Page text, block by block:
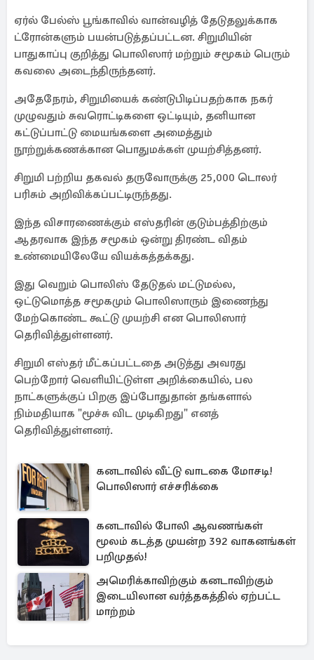
ஏர்ல் பேல்ஸ் பூங்காவில் வான்வழித் தேடுதலுக்காக
ட்ரோன்களும் பயன்படுத்தப்பட்டன. சிறுமியின்
பாதுகாப்பு குறித்து பொலிஸார் மற்றும் சமூகம் பெரும்
கவலை அடைந்திருந்தனர்.
அதேநேரம், சிறுமியைக் கண்டுபிடிப்பதற்காக நகர்
முழுவதும் சுவரொட்டிகளை ஒட்டியும், தனியான
கட்டுப்பாட்டு மையங்களை அமைத்தும்
நூற்றுக்கணக்கான பொதுமக்கள் முயற்சித்தனர்.
சிறுமி பற்றிய தகவல் தருவோருக்கு 25,000 டொலர்
பரிசும் அறிவிக்கப்பட்டிருந்தது.
இந்த விசாரணைக்கும் எஸ்தரின் குடும்பத்திற்கும்
ஆதரவாக இந்த சமூகம் ஒன்று திரண்ட விதம்
உண்மையிலேயே வியக்கத்தக்கது.
இது வெறும் பொலிஸ் தேடுதல் மட்டுமல்ல,
ஒட்டுமொத்த சமூகமும் பொலிஸாரும் இணைந்து
மேற்கொண்ட கூட்டு முயற்சி என பொலிஸார்
தெரிவித்துள்ளனர்.
சிறுமி எஸ்தர் மீட்கப்பட்டதை அடுத்து அவரது
பெற்றோர் வெளியிட்டுள்ள அறிக்கையில், பல
நாட்களுக்குப் பிறகு இப்போதுதான் தங்களால்
நிம்மதியாக "மூச்சு விட முடிகிறது" எனத்
தெரிவித்துள்ளனர்.
கனடாவில் வீட்டு வாடகை மோசடி!
பொலிஸார் எச்சரிக்கை
கனடாவில் போலி ஆவணங்கள்
மூலம் கடத்த முயன்ற 392 வாகனங்கள்
பறிமுதல்!
அமெரிக்காவிற்கும் கனடாவிற்கும்
இடையிலான வர்த்தகத்தில் ஏற்பட்ட
மாற்றம்